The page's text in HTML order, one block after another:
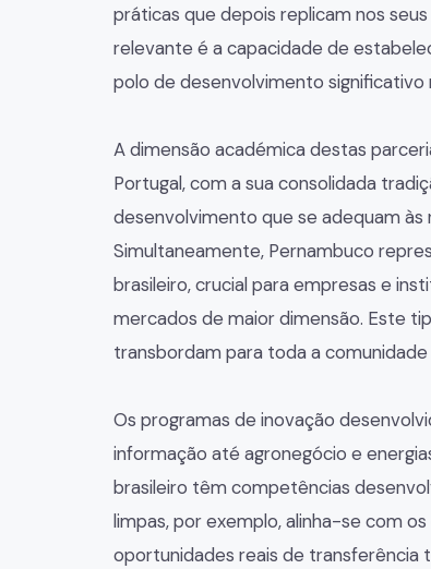
práticas que depois replicam nos
relevante é a capacidade de
polo de desenvolvimento significativo
A dimensão académica destas
Portugal, com a sua consolidada
desenvolvimento que se adequam
Simultaneamente, Pernambuco
brasileiro, crucial para empresas e
mercados de maior dimensão. Este
transbordam para toda a comunidade
Os programas de inovação
informação até agronegócio e
brasileiro têm competências
limpas, por exemplo, alinha-se com
oportunidades reais de transferência